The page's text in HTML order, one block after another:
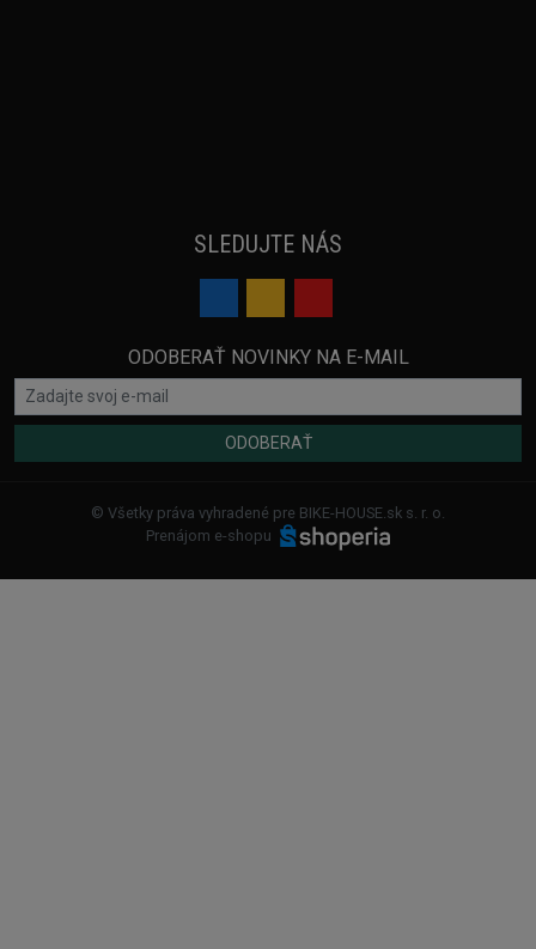
SLEDUJTE NÁS
ODOBERAŤ NOVINKY NA E-MAIL
ODOBERAŤ
© Všetky práva vyhradené pre BIKE-HOUSE.sk s. r. o.
Prenájom e-shopu